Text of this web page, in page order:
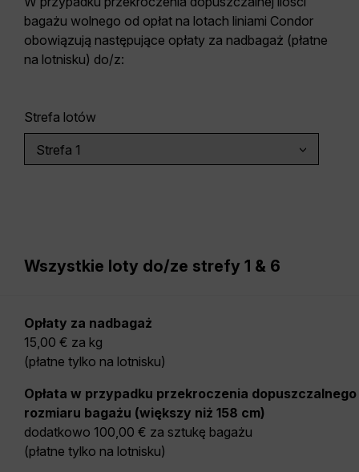
bagażu wolnego od opłat na lotach liniami Condor
obowiązują następujące opłaty za nadbagaż (płatne
na lotnisku) do/z:
Strefa lotów
Wszystkie loty do/ze strefy 1 & 6
Opłaty za nadbagaż
15,00 € za kg
(płatne tylko na lotnisku)
Opłata w przypadku przekroczenia dopuszczalnego
rozmiaru bagażu (większy niż 158 cm)
dodatkowo 100,00 € za sztukę bagażu
(płatne tylko na lotnisku)